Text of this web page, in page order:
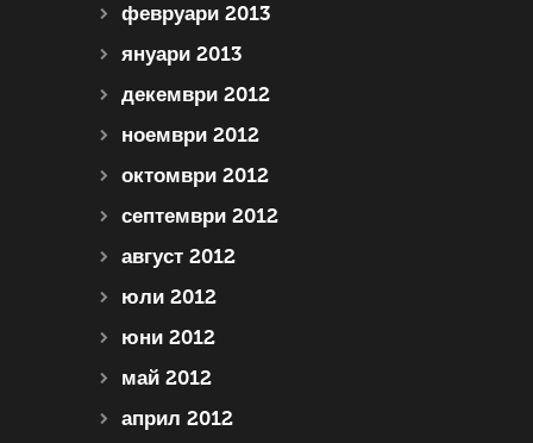
февруари 2013
януари 2013
декември 2012
ноември 2012
октомври 2012
септември 2012
август 2012
юли 2012
юни 2012
май 2012
април 2012